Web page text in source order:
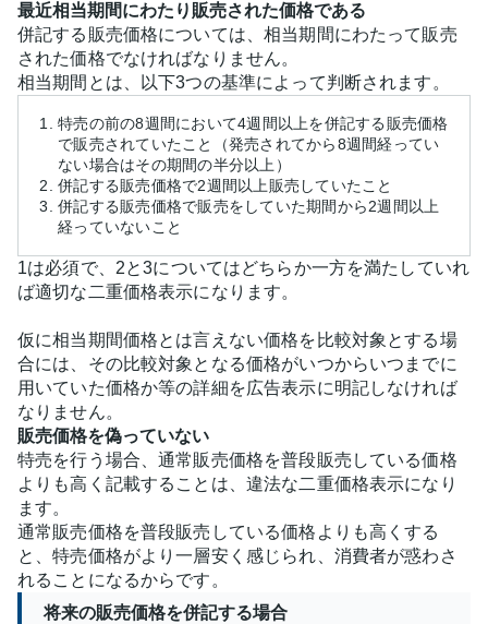
最近相当期間にわたり販売された価格である
併記する販売価格については、相当期間にわたって販売
された価格でなければなりません。
相当期間とは、以下3つの基準によって判断されます。
特売の前の8週間において4週間以上を併記する販売価格
で販売されていたこと（発売されてから8週間経ってい
ない場合はその期間の半分以上）
併記する販売価格で2週間以上販売していたこと
併記する販売価格で販売をしていた期間から2週間以上
経っていないこと
1は必須で、2と3についてはどちらか一方を満たしていれ
ば適切な二重価格表示になります。
仮に相当期間価格とは言えない価格を比較対象とする場
合には、その比較対象となる価格がいつからいつまでに
用いていた価格か等の詳細を広告表示に明記しなければ
なりません。
販売価格を偽っていない
特売を行う場合、通常販売価格を普段販売している価格
よりも高く記載することは、違法な二重価格表示になり
ます。
通常販売価格を普段販売している価格よりも高くする
と、特売価格がより一層安く感じられ、消費者が惑わさ
れることになるからです。
将来の販売価格を併記する場合